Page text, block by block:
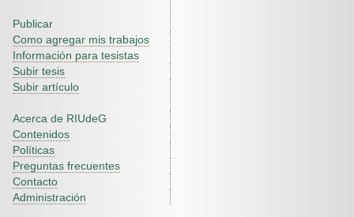
Publicar
Como agregar mis trabajos
Información para tesistas
Subir tesis
Subir artículo
Acerca de RIUdeG
Contenidos
Políticas
Preguntas frecuentes
Contacto
Administración